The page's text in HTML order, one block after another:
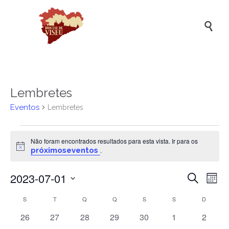

Lembretes
Eventos Lembretes
Aviso
Não foram encontrados resultados para esta vista. Ir para os
próximoseventos .
Pesquisar
Mês
2023-07-01
Calendário
de
S SEGUNDA-FEIRA
TTERÇA-FEIRA
Q QUARTA-FEIRA
Q QUINTA-FEIRA
SSEXTA-FEIRA
S D
0
26
0
27
0
28
0
29
0
30
0
1
0
2